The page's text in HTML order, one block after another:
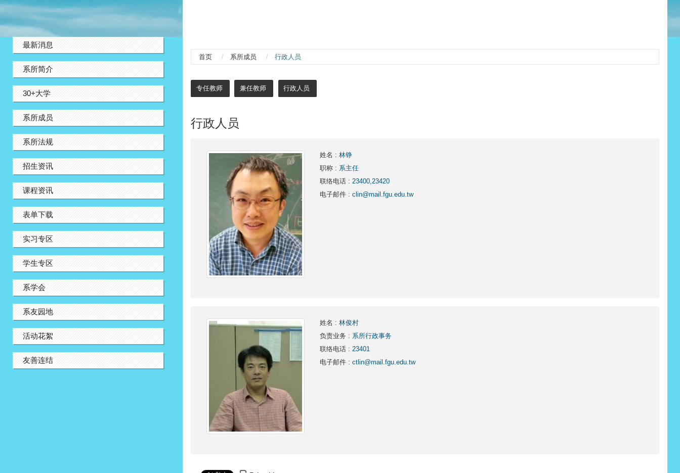
最新消息
系所简介
30+大学
系所成员
系所法规
招生资讯
课程资讯
表单下载
实习专区
学生专区
系学会
系友园地
活动花絮
友善连结
首页 系所成员 行政人员
专任教师 兼任教师 行政人员
行政人员
姓名 : 林铮
职称 : 系主任
联络电话 : 23400,23420
电子邮件 : clin@mail.fgu.edu.tw
姓名 : 林俊村
负责业务 : 系所行政事务
联络电话 : 23401
电子邮件 : ctlin@mail.fgu.edu.tw